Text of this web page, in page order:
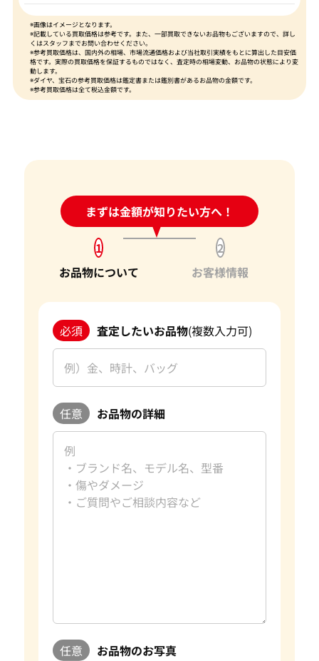
※画像はイメージとなります。
※記載している買取価格は参考です。また、一部買取できないお品物もございますので、詳し
くはスタッフまでお問い合わせください。
※参考買取価格は、国内外の相場、市場流通価格および当社取引実績をもとに算出した目安価
格です。実際の買取価格を保証するものではなく、査定時の相場変動、お品物の状態により変
動します。
※ダイヤ、宝石の参考買取価格は鑑定書または鑑別書があるお品物の金額です。
※参考買取価格は全て税込金額です。
まずは金額が知りたい方へ！
24時間受付中!問い合わせフォーム
1
お品物について
2
お客様情報
必須 査定したいお品物(複数入力可)
任意 お品物の詳細
任意 お品物のお写真